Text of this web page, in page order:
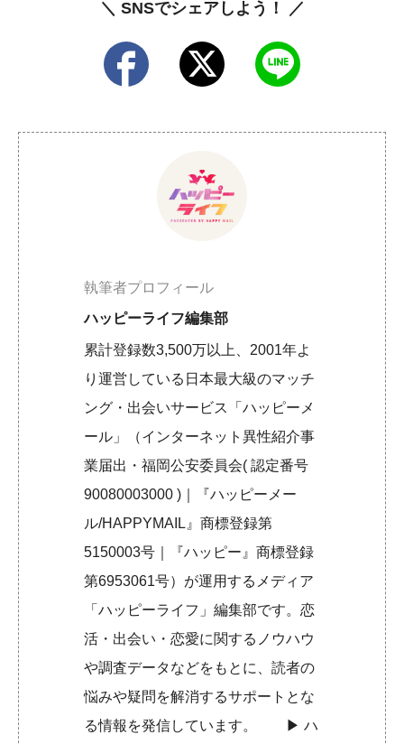
＼ SNSでシェアしよう！ ／
執筆者プロフィール
ハッピーライフ編集部
累計登録数3,500万以上、2001年よ
り運営している日本最大級のマッチ
ング・出会いサービス「ハッピーメ
ール」（インターネット異性紹介事
業届出・福岡公安委員会( 認定番号
90080003000 )｜『ハッピーメー
ル/HAPPYMAIL』商標登録第
5150003号｜『ハッピー』商標登録
第6953061号）が運用するメディア
「ハッピーライフ」編集部です。恋
活・出会い・恋愛に関するノウハウ
や調査データなどをもとに、読者の
悩みや疑問を解消するサポートとな
る情報を発信しています。 ▶︎ハ